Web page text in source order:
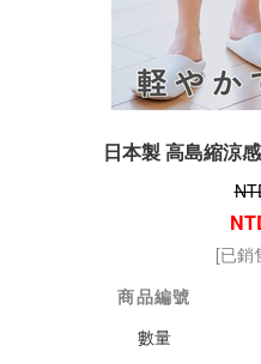
日本製 高島縮涼
[已銷
商品編號
數量